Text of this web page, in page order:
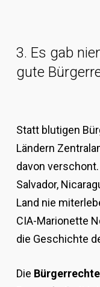
3. Es gab
gute
Statt blutigen
Ländern
davon verschont.
Salvador,
Land nie
CIA-Marionette
die Geschichte
Die Bürgerrechte